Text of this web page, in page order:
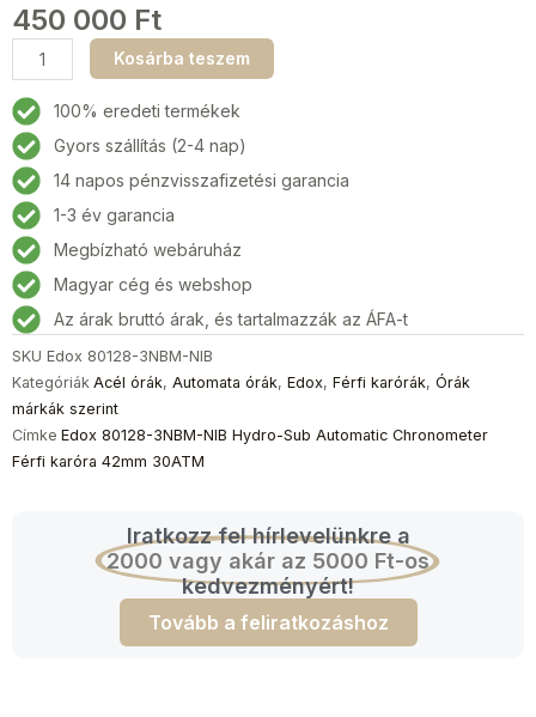
450 000 Ft
Edox
80128-
3NBM-
NIB
Hydro-
Sub
Automatic
Chronometer
Férfi
karóra
42mm
30ATM
mennyiség
Kosárba teszem
100% eredeti termékek
Gyors szállítás (2-4 nap)
14 napos pénzvisszafizetési garancia
1-3 év garancia
Megbízható webáruház
Magyar cég és webshop
Az árak bruttó árak, és tartalmazzák az ÁFA-t
SKU Edox 80128-3NBM-NIB
Kategóriák Acél órák, Automata órák, Edox, Férfi karórák, Órák
márkák szerint
Címke Edox 80128-3NBM-NIB Hydro-Sub Automatic Chronometer
Férfi karóra 42mm 30ATM
Iratkozz fel hírlevelünkre a
2000 vagy akár az 5000 Ft-os
kedvezményért!
Tovább a feliratkozáshoz